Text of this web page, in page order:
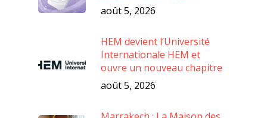
août 5, 2026
HEM devient l’Université
Internationale HEM et
ouvre un nouveau chapitre
août 5, 2026